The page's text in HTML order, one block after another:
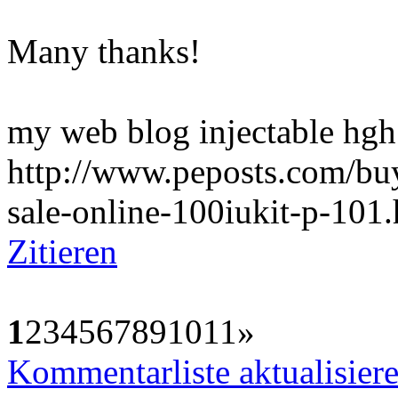
Many thanks!
my web blog injectable
http://www.peposts.com/
sale-online-100iukit-p-
Zitieren
1234567891011»
Kommentarliste